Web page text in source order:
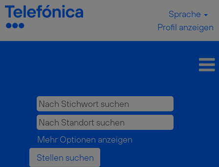
Sprache
Profil anzeigen
Mehr Optionen anzeigen